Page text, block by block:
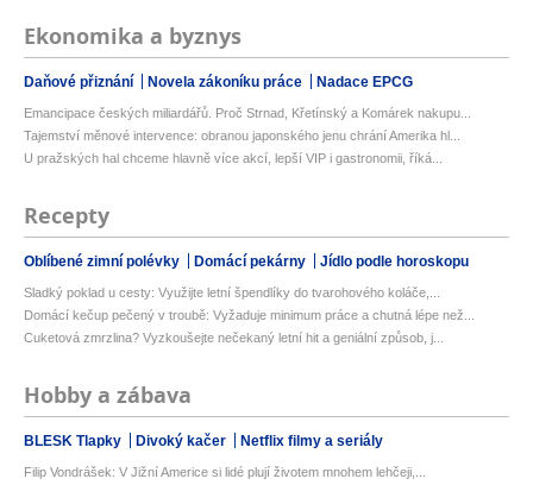
Ekonomika a byznys
Daňové přiznání Novela zákoníku práce Nadace EPCG
Emancipace českých miliardářů. Proč Strnad, Křetínský a Komárek nakupu...
Tajemství měnové intervence: obranou japonského jenu chrání Amerika hl...
U pražských hal chceme hlavně více akcí, lepší VIP i gastronomii, říká...
Recepty
Oblíbené zimní polévky Domácí pekárny Jídlo podle horoskopu
Sladký poklad u cesty: Využijte letní špendlíky do tvarohového koláče,...
Domácí kečup pečený v troubě: Vyžaduje minimum práce a chutná lépe než...
Cuketová zmrzlina? Vyzkoušejte nečekaný letní hit a geniální způsob, j...
Hobby a zábava
BLESK Tlapky Divoký kačer Netflix filmy a seriály
Filip Vondrášek: V Jižní Americe si lidé plují životem mnohem lehčeji,...